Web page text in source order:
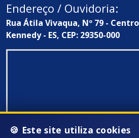
Endereço / Ouvidoria:
Rua Átila Vivaqua, Nº 79 -
Kennedy - ES, CEP: 29350-000
🍪 Este site utiliza cookies